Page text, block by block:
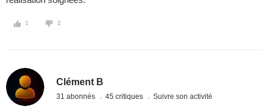
1 2
Clément B
31 abonnés 45 critiques Suivre son activité